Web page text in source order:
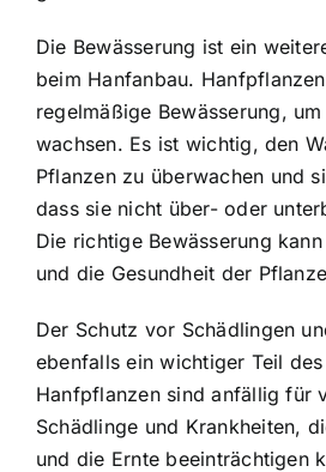
Die Bewässerung ist ein
beim Hanfanbau.
regelmäßige Bewässerung,
wachsen. Es ist wichtig, den
Pflanzen zu überwachen und
dass sie nicht über- oder
Die richtige Bewässerung
und die Gesundheit der
Der Schutz vor Schädlingen
ebenfalls ein wichtiger Teil
Hanfpflanzen sind anfällig für
Schädlinge und Krankheiten,
und die Ernte beeinträchtigen